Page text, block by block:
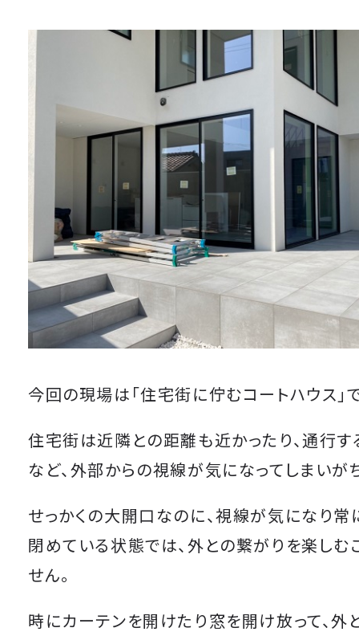
今回の現場は「住宅街に佇むコートハウス」で
住宅街は近隣との距離も近かったり、通行
など、外部からの視線が気になってしまいが
せっかくの大開口なのに、視線が気になり常
閉めている状態では、外との繋がりを楽しむ
せん。
時にカーテンを開けたり窓を開け放って、外